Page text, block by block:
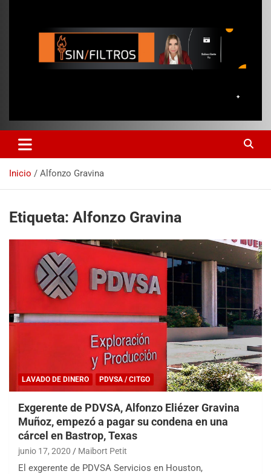
Inicio Alfonzo Gravina
Etiqueta: Alfonzo Gravina
LAVADO DE DINERO PDVSA / CITGO
Exgerente de PDVSA, Alfonzo Eliézer Gravina
Muñoz, empezó a pagar su condena en una
cárcel en Bastrop, Texas
junio 17, 2020 Maibort Petit
El exgerente de PDVSA Servicios en Houston,